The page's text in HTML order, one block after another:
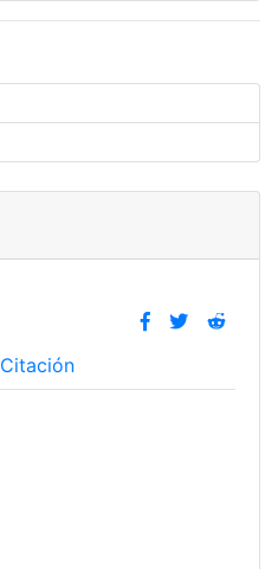
Citación